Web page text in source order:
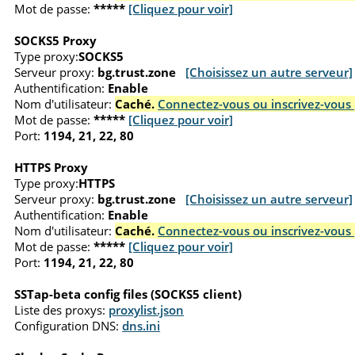
Mot de passe: ***** [Cliquez pour voir]
SOCKS5 Proxy
Type proxy:SOCKS5
Serveur proxy: bg.trust.zone
[Choisissez un autre serveur]
Authentification: Enable
Nom d'utilisateur: Caché. Connectez-vous ou inscrivez-
Mot de passe: ***** [Cliquez pour voir]
Port: 1194, 21, 22, 80
HTTPS Proxy
Type proxy:HTTPS
Serveur proxy: bg.trust.zone
[Choisissez un autre serveur]
Authentification: Enable
Nom d'utilisateur: Caché. Connectez-vous ou inscrivez-
Mot de passe: ***** [Cliquez pour voir]
Port: 1194, 21, 22, 80
SSTap-beta config files (SOCKS5 client)
Liste des proxys: proxylist.json
Configuration DNS: dns.ini